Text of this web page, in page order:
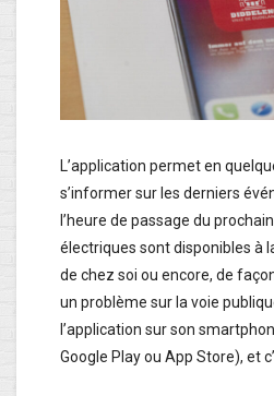
L’application permet en
s’informer sur les derniers
l’heure de passage du
électriques sont disponibles à
de chez soi ou encore, de
un problème sur la voie
l’application sur son
Google Play ou App Store), et